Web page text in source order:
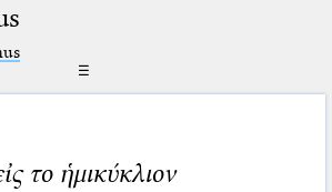
☰
το ἡμικύκλιον